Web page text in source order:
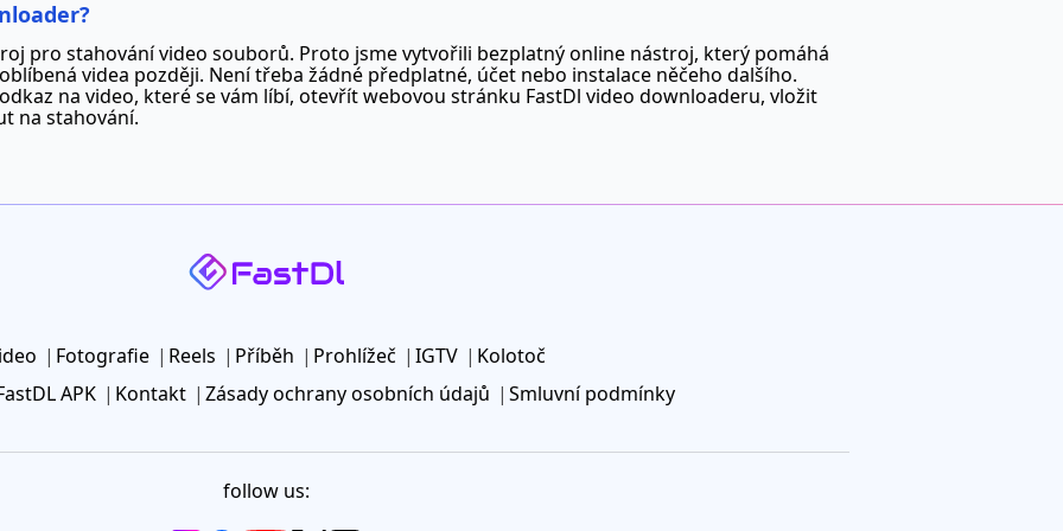
pro stahování video souborů. Proto jsme vytvořili bezplatný online nástroj, který pomáhá
videa později. Není třeba žádné předplatné, účet nebo instalace něčeho dalšího.
na video, které se vám líbí, otevřít webovou stránku FastDl video downloaderu, vložit
na stahování.
Fotografie Reels Příběh Prohlížeč IGTV
Kolotoč
APK
Kontakt Zásady ochrany osobních údajů Smluvní podmínky
follow us: